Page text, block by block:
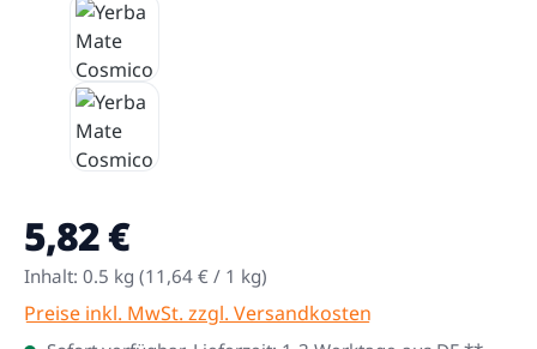
Regulärer Preis:
5,82 €
Inhalt: 0.5 kg (11,64 € / 1 kg)
Preise inkl. MwSt. zzgl. Versandkosten